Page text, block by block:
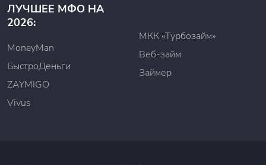
ЛУЧШЕЕ МФО НА
2026:
MoneyMan
БыстроДеньги
ZAYMIGO
Vivus
МКК «Турбозайм»
Веб-займ
Займер